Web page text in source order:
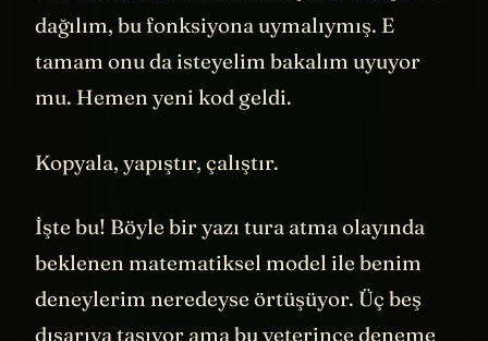
de Bell curve’den bahsetmiş. Burada çıkan
dağılım, bu fonksiyona uymalıymış. E
tamam onu da isteyelim bakalım uyuyor
İşte bu! Böyle bir yazı tura atma olayında
beklenen matematiksel model ile benim
deneylerim neredeyse örtüşüyor. Üç beş